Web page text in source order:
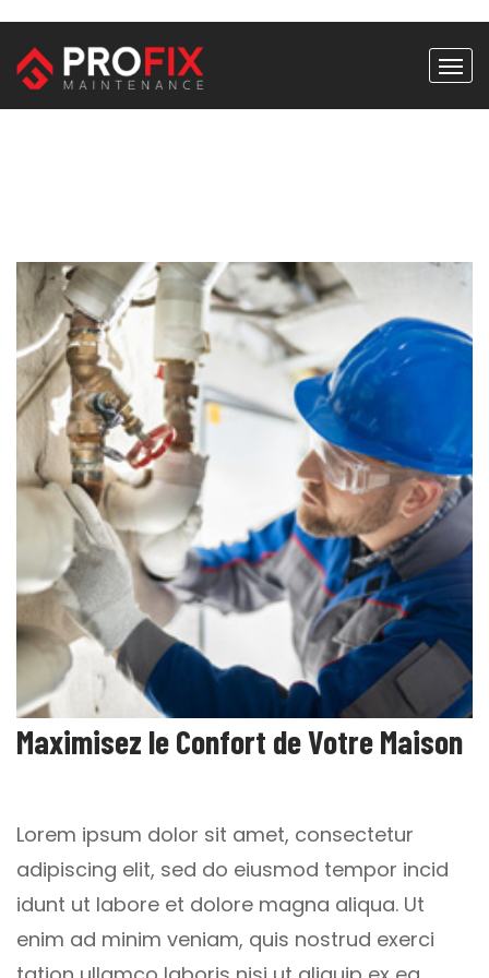
Maximisez le Confort de Votre Maison
Lorem ipsum dolor sit amet, consectetur
adipiscing elit, sed do eiusmod tempor incid
idunt ut labore et dolore magna aliqua. Ut
enim ad minim veniam, quis nostrud exerci